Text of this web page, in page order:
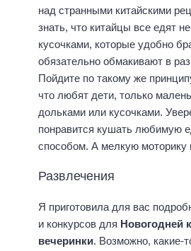
над странными китайскими
знать, что китайцы все едят
кусочками, которые удобно
обязательно обмакивают в
Пойдите по такому же
что любят дети, только
дольками или кусочками.
понравится кушать любимую
способом. А мелкую моторику
Развлечения
Я приготовила для вас
и конкурсов для Новогодней
вечеринки. Возможно, какие-